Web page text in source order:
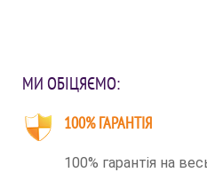
МИ ОБІЦЯЄМО:
100% ГАРАНТІЯ
100% гарантія на